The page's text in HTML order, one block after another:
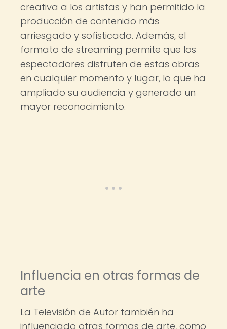
creativa a los artistas y han permitido la
producción de contenido más
arriesgado y sofisticado. Además, el
formato de streaming permite que los
espectadores disfruten de estas obras
en cualquier momento y lugar, lo que ha
ampliado su audiencia y generado un
mayor reconocimiento.
Influencia en otras formas de
arte
La Televisión de Autor también ha
influenciado otras formas de arte, como